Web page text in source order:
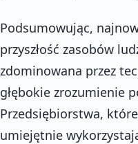
Podsumowując,
przyszłość zasobów
zdominowana przez
głębokie zrozumienie
Przedsiębiorstwa,
umiejętnie